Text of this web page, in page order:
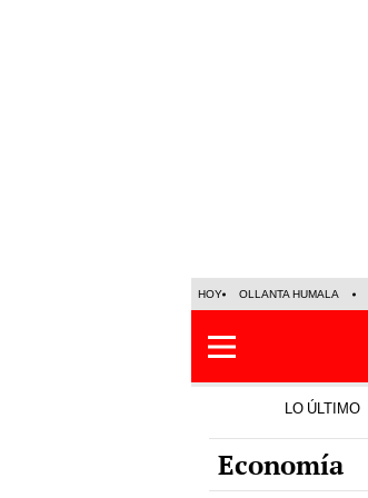
HOY OLLANTA HUMALA
LO ÚLTIMO
Economía